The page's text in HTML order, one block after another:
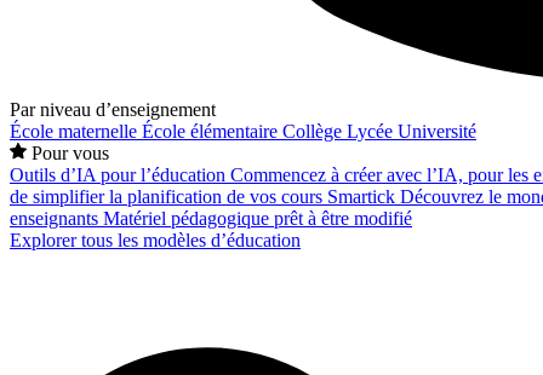
Par niveau d’enseignement
École maternelle École élémentaire Collège Lycée Université
Pour vous
Outils d’IA pour l’éducation Commencez à créer avec l’IA, pour les
de simplifier la planification de vos cours Smartick Découvrez le
enseignants Matériel pédagogique prêt à être modifié
Explorer tous les modèles d’éducation